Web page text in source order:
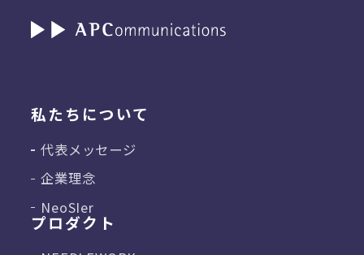
私たちについて
代表メッセージ
企業理念
NeoSIer
プロダクト